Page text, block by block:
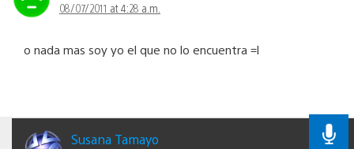
08/07/2011 at 4:28 a.m.
o nada mas soy yo el que no lo encuentra =l
Susana Tamayo